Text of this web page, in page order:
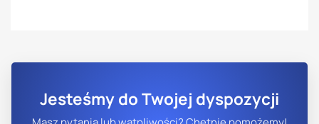
Jesteśmy do Twojej dyspozycji